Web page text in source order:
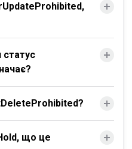
статус
що це